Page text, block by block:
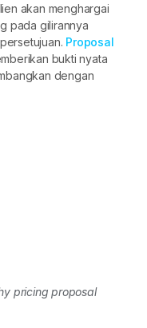
akan menghargai
pada gilirannya
Proposal
bukti nyata
dengan
pricing proposal